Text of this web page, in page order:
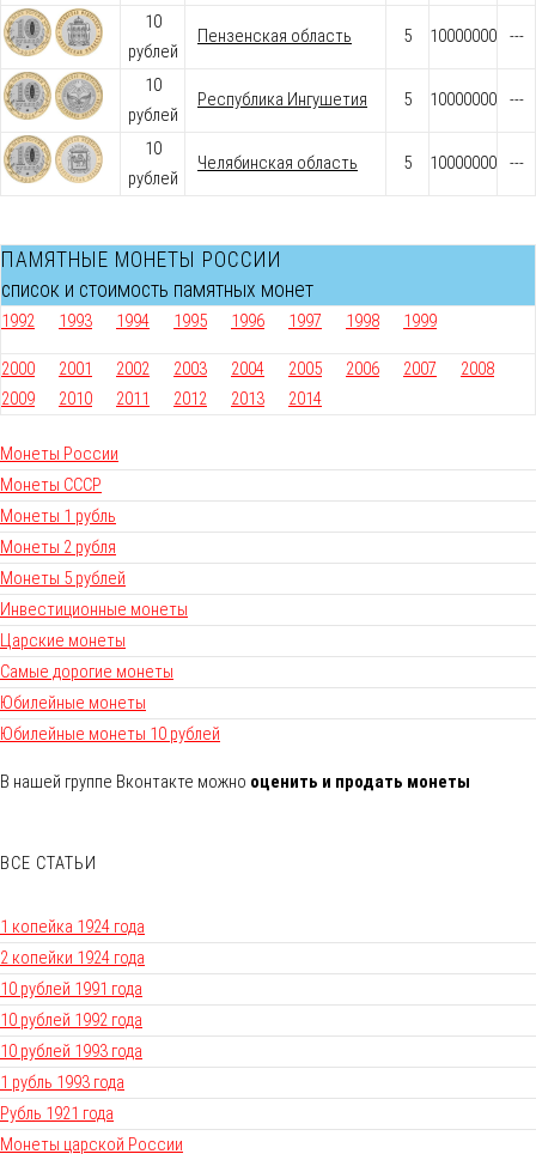
10
рублей
Пензенская область 5 10000000 ---
10
рублей
Республика Ингушетия 5 10000000 ---
10
рублей
Челябинская область 5 10000000 ---
ПАМЯТНЫЕ МОНЕТЫ РОССИИ
список и стоимость памятных монет
1992 1993 1994 1995 1996 1997 1998 1999
2000 2001 2002 2003 2004 2005 2006 2007
2008
2009
2010 2011 2012 2013 2014
Монеты России
Монеты СССР
Монеты 1 рубль
Монеты 2 рубля
Монеты 5 рублей
Инвестиционные монеты
Царские монеты
Самые дорогие монеты
Юбилейные монеты
Юбилейные монеты 10 рублей
В нашей группе Вконтакте можно оценить и продать монеты
ВСЕ СТАТЬИ
1 копейка 1924 года
2 копейки 1924 года
10 рублей 1991 года
10 рублей 1992 года
10 рублей 1993 года
1 рубль 1993 года
Рубль 1921 года
Монеты царской России